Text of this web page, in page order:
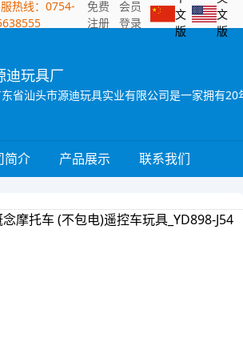
热线：0754-
免费
注册
会员
登录
文
版
文
版
迪玩具厂
简介 产品展示 联系我们